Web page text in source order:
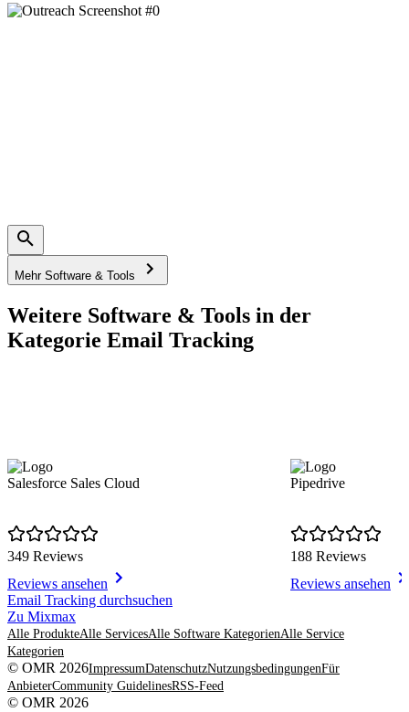
Mehr Software & Tools
Weitere Software & Tools in der
Kategorie Email Tracking
Salesforce Sales Cloud
349 Reviews
Reviews ansehen
Pipedrive
188 Reviews
Reviews ansehen
Item
1
of
8
Email Tracking durchsuchen
Zu Mixmax
Alle ProdukteAlle ServicesAlle Software KategorienAlle Service
Kategorien
© OMR 2026ImpressumDatenschutzNutzungsbedingungenFür
AnbieterCommunity GuidelinesRSS-Feed
© OMR 2026